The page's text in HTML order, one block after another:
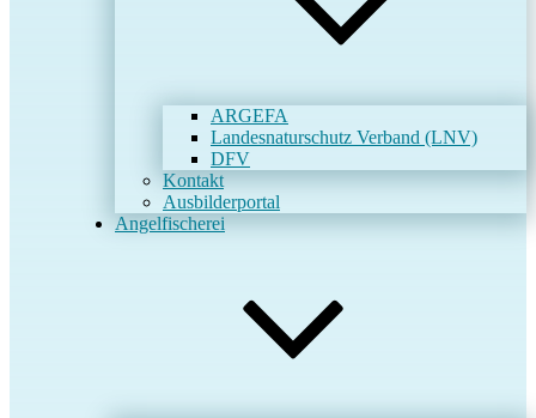
ARGEFA
Landesnaturschutz Verband (LNV)
DFV
Kontakt
Ausbilderportal
Angelfischerei